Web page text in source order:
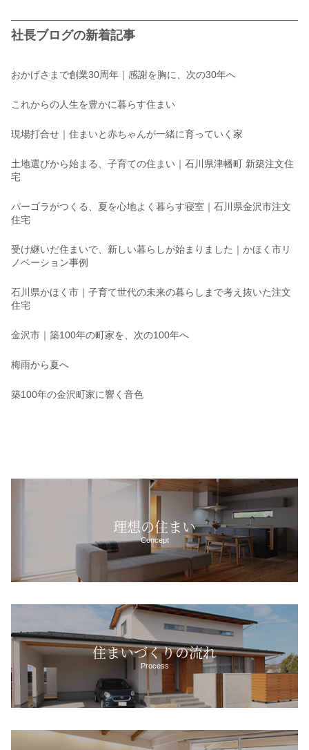
社長ブログの新着記事
おかげさまで創業30周年｜感謝を胸に、次の30年へ
これからの人生を豊かに暮らす住まい
現場打合せ｜住まいと赤ちゃんが一緒に育っていく家
土地選びから始まる、子育ての住まい｜石川県津幡町 新築注文住
宅
パーゴラがつくる、夏を心地よく暮らす寝室｜石川県金沢市注文
住宅
受け継いだ住まいで、新しい暮らしが始まりました｜かほく市リ
ノベーション事例
石川県かほく市｜子育て世代の未来の暮らしまで考え抜いた注文
住宅
金沢市｜築100年の町家を、次の100年へ
梅雨から夏へ
築100年の金沢町家に響く音色
理想の住まい
Concept
住まいづくりの流れ
Process